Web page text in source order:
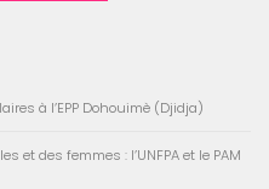
à l’EPP Dohouimè (Djidja)
et des femmes : l’UNFPA et le PAM